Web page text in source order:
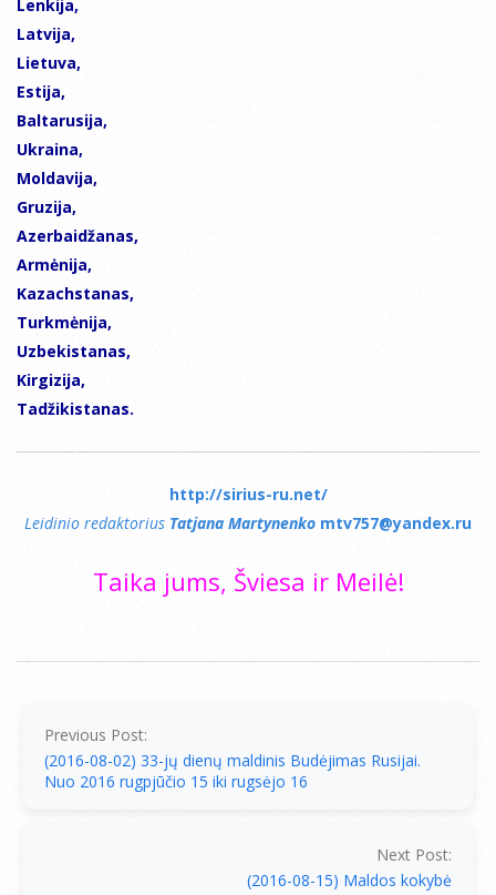
Lenkija,
Latvija,
Lietuva,
Estija,
Baltarusija,
Ukraina,
Moldavija,
Gruzija,
Azerbaidžanas,
Armėnija,
Kazachstanas,
Turkmėnija,
Uzbekistanas,
Kirgizija,
Tadžikistanas.
http://sirius-ru.net/
Leidinio redaktorius Tatjana Martynenko mtv757@yandex.ru
Taika jums, Šviesa ir Meilė!
Previous Post:
(2016-08-02) 33-jų dienų maldinis Budėjimas Rusijai.
Nuo 2016 rugpjūčio 15 iki rugsėjo 16
Next Post:
(2016-08-15) Maldos kokybė